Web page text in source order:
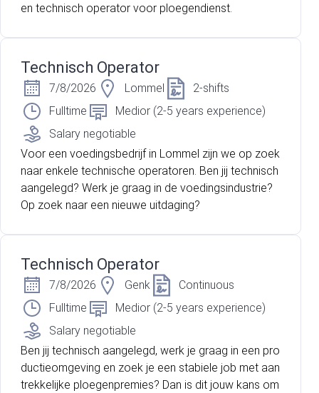
en technisch operator voor ploegendienst.
Technisch Operator
7/8/2026 Lommel
2-shifts
Fulltime
Medior (2-5 years experience)
Salary negotiable
Voor een voedingsbedrijf in Lommel zijn we op zoek
naar enkele technische operatoren. Ben jij technisch
aangelegd? Werk je graag in de voedingsindustrie?
Op zoek naar een nieuwe uitdaging?
Technisch Operator
7/8/2026 Genk
Continuous
Fulltime
Medior (2-5 years experience)
Salary negotiable
Ben jij technisch aangelegd, werk je graag in een pro
ductieomgeving en zoek je een stabiele job met aan
trekkelijke ploegenpremies? Dan is dit jouw kans om